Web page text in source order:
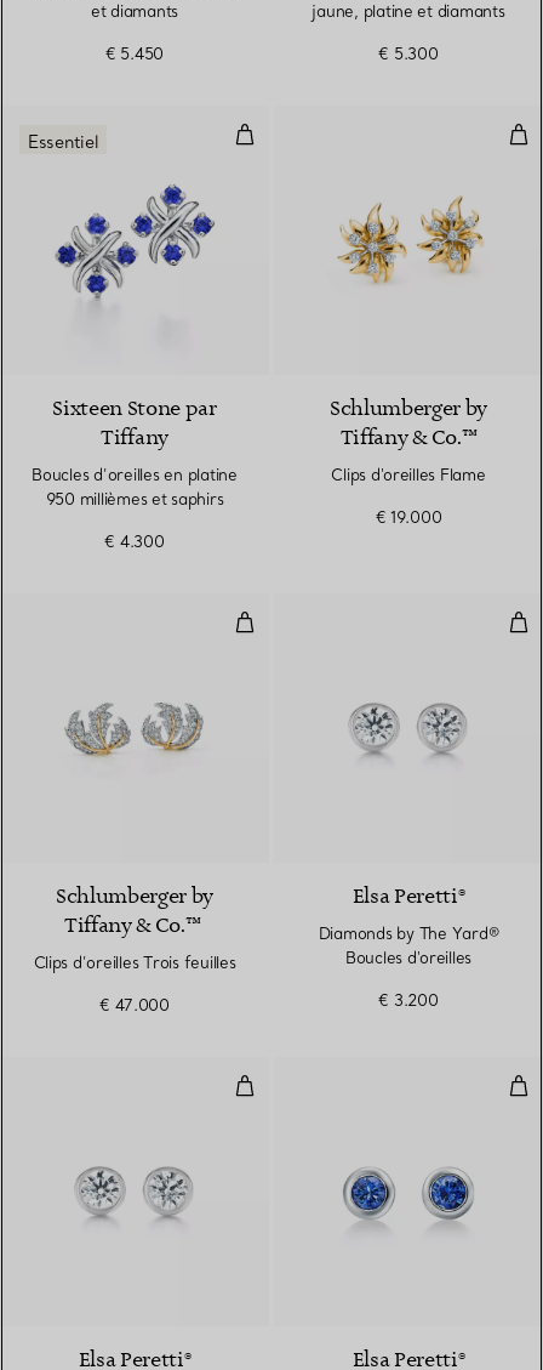
et diamants
€ 5.450
jaune, platine et diamants
€ 5.300
Boucles d’oreilles en platine
Essentiel
Sixteen Stone par
Tiffany
Boucles d’oreilles en platine
950 millièmes et saphirs
€ 4.300
Schlumberger by
Tiffany & Co.™
Clips d'oreilles Flame
€ 19.000
Clips d’oreilles Trois feuilles
Schlumberger by
Tiffany & Co.™
Clips d’oreilles Trois feuilles
€ 47.000
Elsa Peretti®
Diamonds by The Yard®
Boucles d'oreilles
€ 3.200
Diamonds by The Yard®
Elsa Peretti® Elsa Peretti®